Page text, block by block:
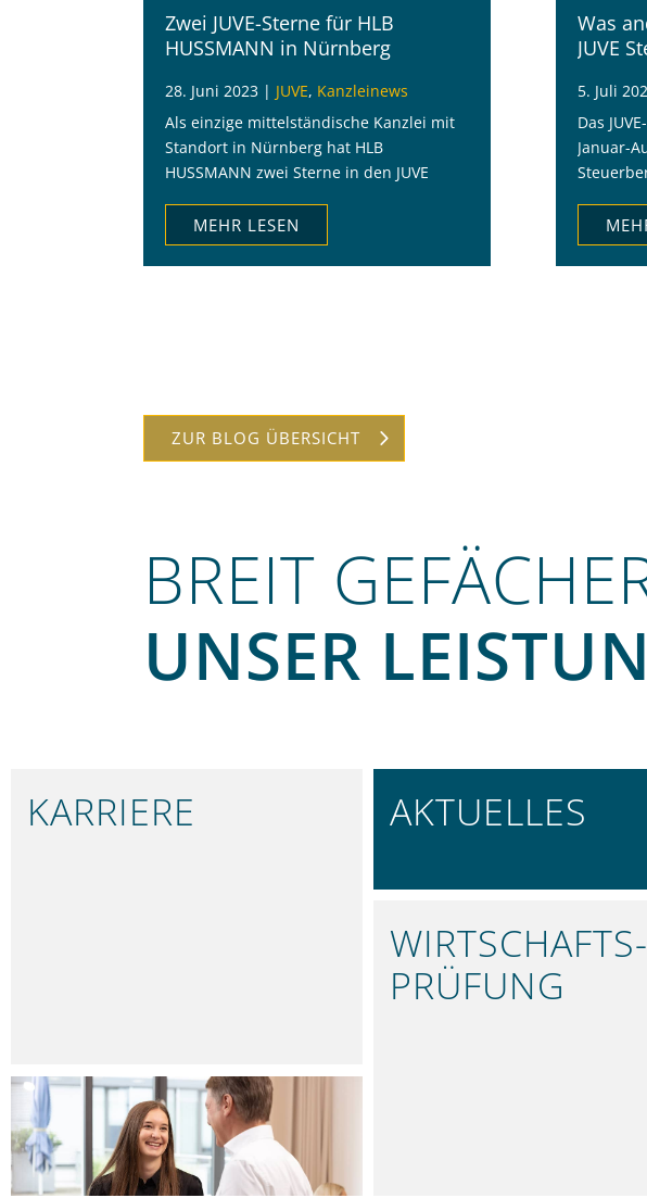
Zwei JUVE-Sterne für HLB
HUSSMANN in Nürnberg
28. Juni 2023 | JUVE, Kanzleinews
Als einzige mittelständische Kanzlei mit
Standort in Nürnberg hat HLB
HUSSMANN zwei Sterne in den JUVE
MEHR LESEN
Was
JUVE
5. Juli
Das
Januar-
lobend
ZUR BLOG ÜBERSICHT
BREIT
UNSER
KARRIERE
LEISTUNGEN
UNSER LEISTUNGSSPEKTRUM
AKTUELLES
WIRTSCHAFTS­
PRÜFUNG